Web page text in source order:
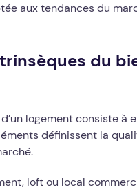
aux tendances du
du
logement consiste
définissent la
loft ou local